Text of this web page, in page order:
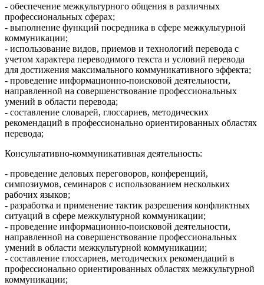
- обеспечение межкультурного общения в различных
профессиональных сферах;
- выполнение функций посредника в сфере межкультурной
коммуникации;
- использование видов, приемов и технологий перевода с
учетом характера переводимого текста и условий перевода
для достижения максимального коммуникативного эффекта;
- проведение информационно-поисковой деятельности,
направленной на совершенствование профессиональных
умений в области перевода;
- составление словарей, глоссариев, методических
рекомендаций в профессионально ориентированных областях
перевода;
Консультативно-коммуникативная деятельность:
- проведение деловых переговоров, конференций,
симпозиумов, семинаров с использованием нескольких
рабочих языков;
- разработка и применение тактик разрешения конфликтных
ситуаций в сфере межкультурной коммуникации;
- проведение информационно-поисковой деятельности,
направленной на совершенствование профессиональных
умений в области межкультурной коммуникации;
- составление глоссариев, методических рекомендаций в
профессионально ориентированных областях межкультурной
коммуникации;